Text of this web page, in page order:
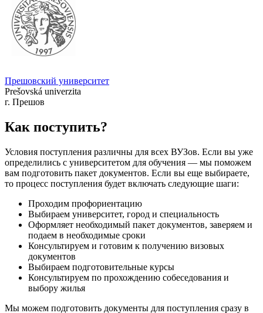
Прешовский университет
Prešovská univerzita
г. Прешов
Как поступить?
Условия поступления различны для всех ВУЗов. Если вы уже
определились с университетом для обучения — мы поможем
вам подготовить пакет документов. Если вы еще выбираете,
то процесс поступления будет включать следующие шаги:
Проходим профориентацию
Выбираем университет, город и специальность
Оформляет необходимый пакет документов, заверяем и
подаем в необходимые сроки
Консультируем и готовим к получению визовых
документов
Выбираем подготовительные курсы
Консультируем по прохождению собеседования и
выбору жилья
Мы можем подготовить документы для поступления сразу в